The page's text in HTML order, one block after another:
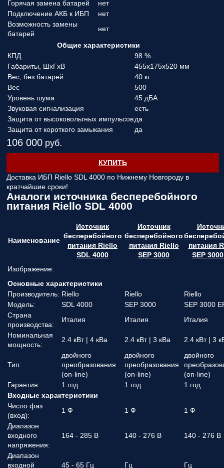
Горячая замена батарей
нет
Подключение АКБ к ИБП
нет
Возможность замены
батарей
нет
Общие характеристики
КПД
98 %
Габариты, ШхГхВ
455x175x520 мм
Вес, без батарей
40 кг
Вес
500
Уровень шума
45 дБА
Звуковая сигнализация
есть
Защита от высоковольтных импульсовда
Защита от короткого замыкания
да
106 000 руб.
КУПИТЬ
Доставка ИБП Riello SDL 4000 по Нижнему Новгороду в
кратчайшие сроки!
Аналоги источника бесперебойного
питания Riello SDL 4000
Наименование
Источник
бесперебойного
питания Riello
SDL 4000
Источник
бесперебойного
питания Riello
SEP 3000
питания
SEP
Изображение:
Основные характеристики
Производитель: Riello Riello
Riello
Модель:
SDL 4000 SEP 3000
SEP 3000
Страна
производства:
Италия Италия
Италия
Номинальная
мощность:
2.4 кВт | 4 кВа 2.4 кВт | 3 кВа 2.4 кВт | 3
Тип:
двойного
преобразования
(on-line)
двойного
преобразования
(on-line)
двойного
(on-line)
Гарантия:
1 год 1 год
1 год
Входные характеристики
Число фаз
(вход):
1 Ф 1 Ф
1 Ф
Диапазон
входного
напряжения:
164 - 285 В 140 - 276 В 140 - 276 В
Диапазон
входной
45 - 65 Гц Гц Гц